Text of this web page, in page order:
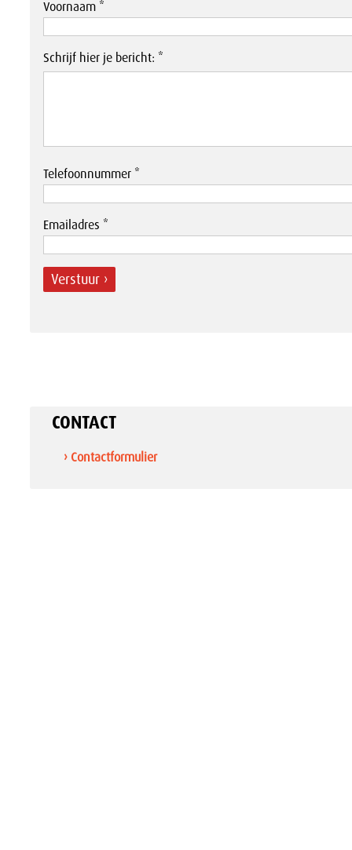
Voornaam *
Schrijf hier je bericht: *
Telefoonnummer *
Emailadres *
Verstuur ›
CONTACT
› Contactformulier